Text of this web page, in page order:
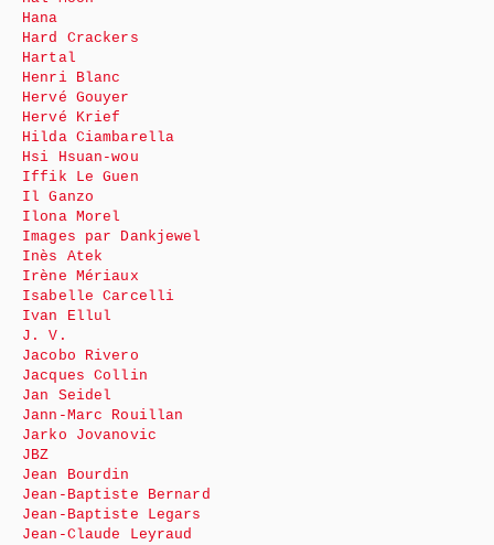
Hana
Hard Crackers
Hartal
Henri Blanc
Hervé Gouyer
Hervé Krief
Hilda Ciambarella
Hsi Hsuan-wou
Iffik Le Guen
Il Ganzo
Ilona Morel
Images par Dankjewel
Inès Atek
Irène Mériaux
Isabelle Carcelli
Ivan Ellul
J. V.
Jacobo Rivero
Jacques Collin
Jan Seidel
Jann-Marc Rouillan
Jarko Jovanovic
JBZ
Jean Bourdin
Jean-Baptiste Bernard
Jean-Baptiste Legars
Jean-Claude Leyraud